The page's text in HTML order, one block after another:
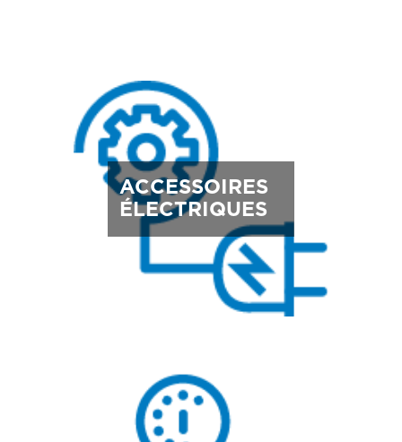
ACCESSOIRES
ÉLECTRIQUES